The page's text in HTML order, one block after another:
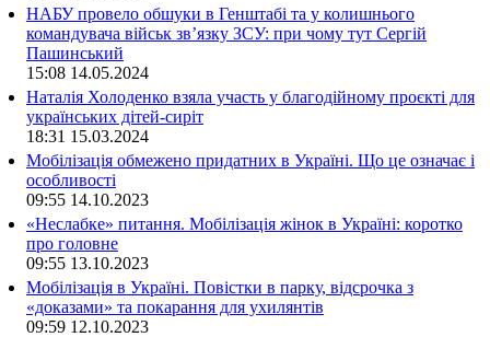
НАБУ провело обшуки в Генштабі та у колишнього
командувача військ зв’язку ЗСУ: при чому тут Сергій
Пашинський
15:08 14.05.2024
Наталія Холоденко взяла участь у благодійному проєкті для
українських дітей-сиріт
18:31 15.03.2024
Мобілізація обмежено придатних в Україні. Що це означає і
особливості
09:55 14.10.2023
«Неслабке» питання. Мобілізація жінок в Україні: коротко
про головне
09:55 13.10.2023
Мобілізація в Україні. Повістки в парку, відсрочка з
«доказами» та покарання для ухилянтів
09:59 12.10.2023